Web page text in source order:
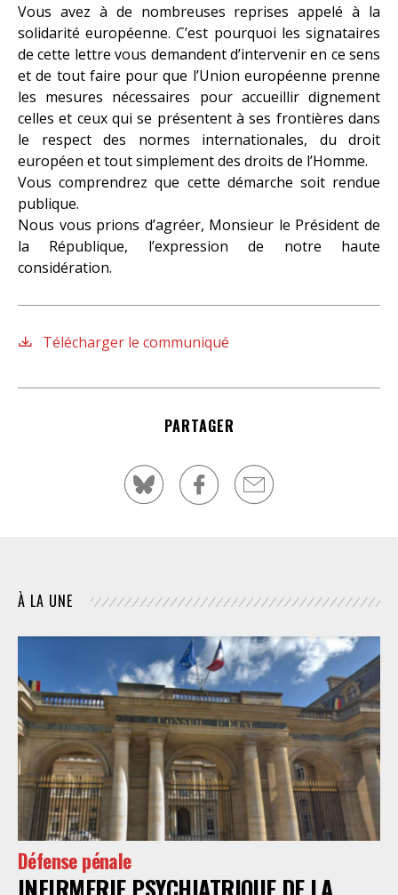
Vous avez à de nombreuses reprises appelé à la
solidarité européenne. C’est pourquoi les signataires
de cette lettre vous demandent d’intervenir en ce sens
et de tout faire pour que l’Union européenne prenne
les mesures nécessaires pour accueillir dignement
celles et ceux qui se présentent à ses frontières dans
le respect des normes internationales, du droit
européen et tout simplement des droits de l’Homme.
Vous comprendrez que cette démarche soit rendue
publique.
Nous vous prions d’agréer, Monsieur le Président de
la République, l’expression de notre haute
considération.
Télécharger le communiqué
PARTAGER
À LA UNE
Défense pénale